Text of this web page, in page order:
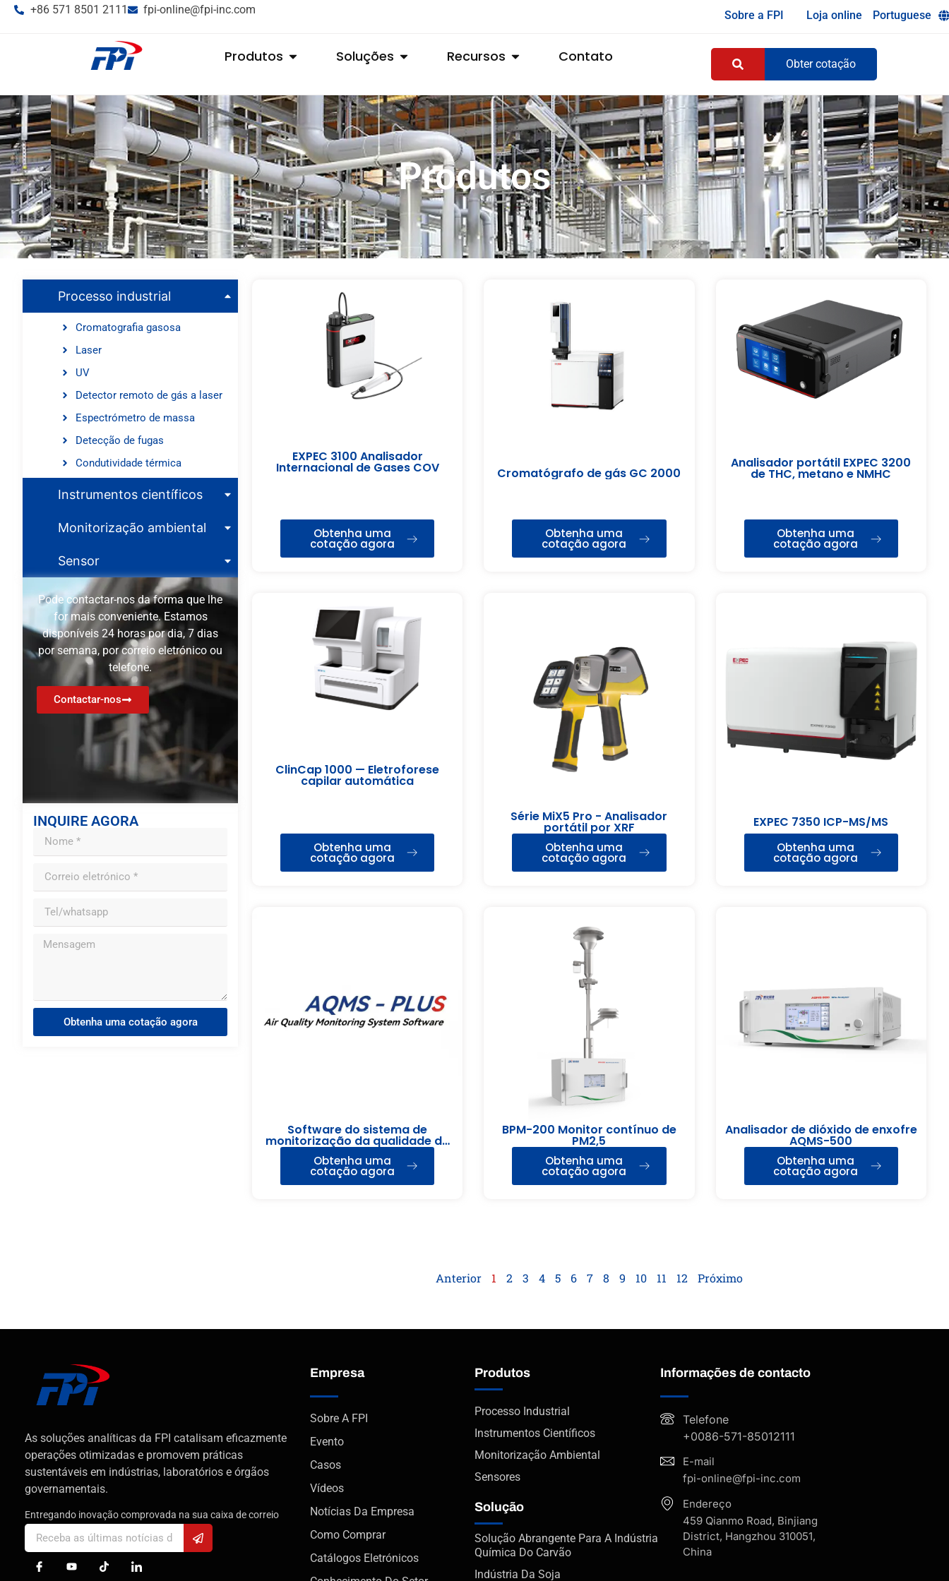
+86 571 8501 2111 fpi-online@fpi-inc.com Sobre a FPI Loja online Portuguese
Produtos Soluções Recursos Contato Obter cotação
Produtos
Processo industrial
Cromatografia gasosa
Laser
UV
Detector remoto de gás a laser
Espectrómetro de massa
Detecção de fugas
Condutividade térmica
Instrumentos científicos
Monitorização ambiental
Sensor
Pode contactar-nos da forma que lhe
for mais conveniente. Estamos
disponíveis 24 horas por dia, 7 dias
por semana, por correio eletrónico ou
telefone.
Contactar-nos
INQUIRE AGORA
Obtenha uma cotação agora
EXPEC 3100 Analisador
Internacional de Gases COV
Obtenha uma
cotação agora
Cromatógrafo de gás GC 2000
Obtenha uma
cotação agora
Analisador portátil EXPEC 3200
de THC, metano e NMHC
Obtenha uma
cotação agora
ClinCap 1000 — Eletroforese
capilar automática
Obtenha uma
cotação agora
Série MiX5 Pro - Analisador
portátil por XRF
Obtenha uma
cotação agora
EXPEC 7350 ICP-MS/MS
Obtenha uma
cotação agora
Software do sistema de
monitorização da qualidade do
ar AQMSPLUS
Obtenha uma
cotação agora
BPM-200 Monitor contínuo de
PM2,5
Obtenha uma
cotação agora
Analisador de dióxido de enxofre
AQMS-500
Obtenha uma
cotação agora
Anterior 1 2 3 4 5 6 7 8 9 10 11 12 Próximo
As soluções analíticas da FPI catalisam eficazmente
operações otimizadas e promovem práticas
sustentáveis em indústrias, laboratórios e órgãos
governamentais.
Entregando inovação comprovada na sua caixa de correio
Empresa
Sobre A FPI
Evento
Casos
Vídeos
Notícias Da Empresa
Como Comprar
Catálogos Eletrónicos
Produtos
Processo Industrial
Instrumentos Científicos
Monitorização Ambiental
Sensores
Solução
Solução Abrangente Para A Indústria
Química Do Carvão
Indústria Da Soja
Informações de contacto
Telefone
+0086-571-85012111
E-mail
fpi-online@fpi-inc.com
Endereço
459 Qianmo Road, Binjiang
District, Hangzhou 310051,
China